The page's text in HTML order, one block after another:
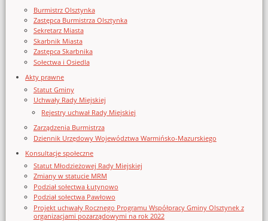
Burmistrz Olsztynka
Zastępca Burmistrza Olsztynka
Sekretarz Miasta
Skarbnik Miasta
Zastępca Skarbnika
Sołectwa i Osiedla
Akty prawne
Statut Gminy
Uchwały Rady Miejskiej
Rejestry uchwał Rady Miejskiej
Zarządzenia Burmistrza
Dziennik Urzędowy Województwa Warmińsko-Mazurskiego
Konsultacje społeczne
Statut Młodzieżowej Rady Miejskiej
Zmiany w statucie MRM
Podział sołectwa Łutynowo
Podział sołectwa Pawłowo
Projekt uchwały Rocznego Programu Współpracy Gminy Olsztynek z
organizacjami pozarządowymi na rok 2022